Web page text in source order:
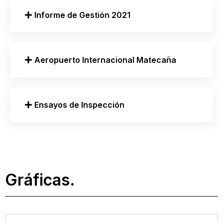
Informe de Gestión 2021
Aeropuerto Internacional Matecaña
Ensayos de Inspección
Gráficas.